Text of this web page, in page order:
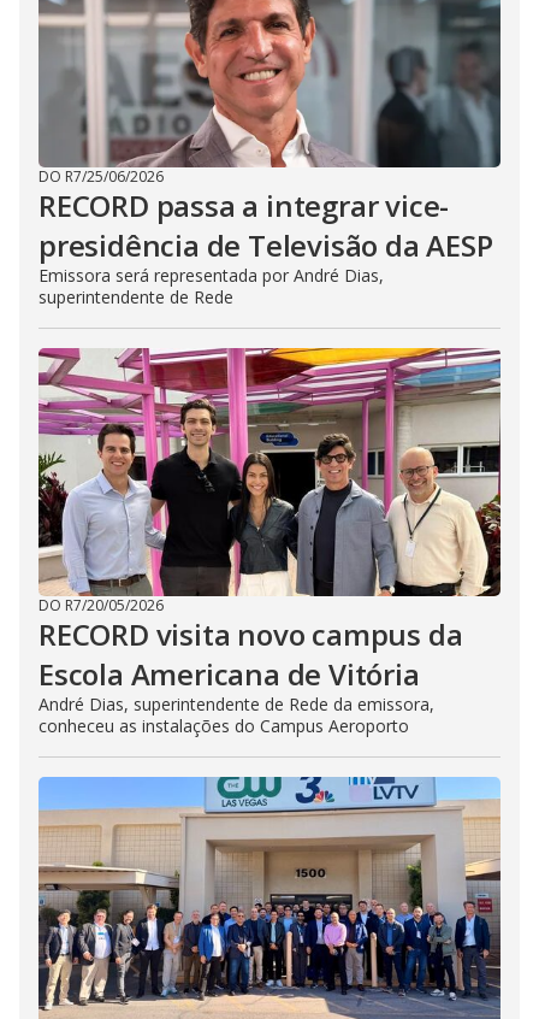
DO R7/25/06/2026
RECORD passa a integrar vice-
presidência de Televisão da AESP
Emissora será representada por André Dias,
superintendente de Rede
DO R7/20/05/2026
RECORD visita novo campus da
Escola Americana de Vitória
André Dias, superintendente de Rede da emissora,
conheceu as instalações do Campus Aeroporto